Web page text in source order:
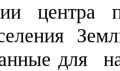
центра
для